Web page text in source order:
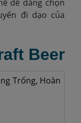
dễ dàng chọn
đi dạo của
Beer
Trống, Hoàn